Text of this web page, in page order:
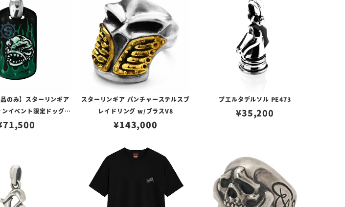
品のみ】スターリンギア
イベント限定ドッグタ
スワンプスター
71,500
スターリンギア パンチャーステルスブ
レイドリング w/ブラスV8
¥143,000
プエルタデルソル PE473
¥35,200